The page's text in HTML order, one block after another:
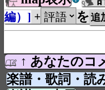
編）] + を
↑ あなたのコ
楽譜・歌詞・読